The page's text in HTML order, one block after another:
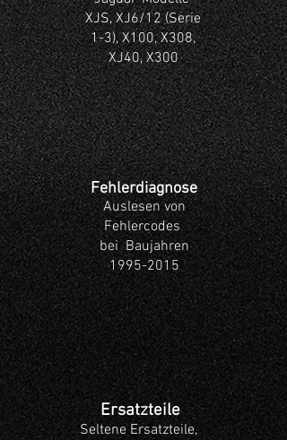
XJS,XJ6/12 (Serie
1-3), X100, X308,
XJ40, X300
Fehlerdiagnose
Auslesen von
Fehlercodes
bei Baujahren
1995-2015
Ersatzteile
Seltene Ersatzteile,